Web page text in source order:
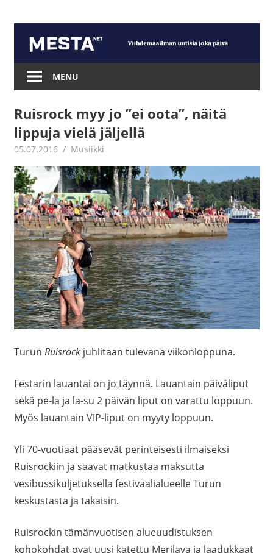
content
Mesta.net
MENU
Ruisrock myy jo ”ei oota”, näitä
lippuja vielä jäljellä
05.07.2016 Jouni Hirn
Musiikki
Turun Ruisrockjuhlitaan tulevana viikonloppuna.
Festarin lauantai on jo täynnä. Lauantain päiväliput
sekä pe-la ja la-su 2 päivän liput on varattu loppuun.
Myös lauantain VIP-liput on myyty loppuun.
Yli 70-vuotiaat pääsevät perinteisesti ilmaiseksi
Ruisrockiin ja saavat matkustaa maksutta
vesibussikuljetuksella festivaalialueelle Turun
keskustasta ja takaisin.
Ruisrockin tämänvuotisen alueuudistuksen
kohokohdat ovat uusi katettu Merilava ja laadukkaat